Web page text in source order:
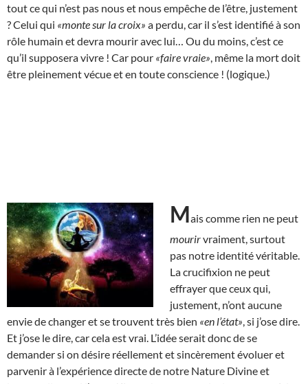
tout ce qui n’est pas nous et nous empêche de l’être, justement
? Celui qui «monte sur la croix» a perdu, car il s’est identifié à son
rôle humain et devra mourir avec lui… Ou du moins, c’est ce
qu’il supposera vivre ! Car pour «faire vraie» , même la mort doit
être pleinement vécue et en toute conscience ! (logique.)
Mais comme rien ne peut
mourirvraiment, surtout
pas notre identité véritable.
La crucifixion ne peut
effrayer que ceux qui,
justement, n’ont aucune
envie de changer et se trouvent très bien «en l’état» , si j’ose dire.
Et j’ose le dire, car cela est vrai. L’idée serait donc de se
demander si on désire réellement et sincèrement évoluer et
parvenir à l’expérience directe de notre Nature Divine et